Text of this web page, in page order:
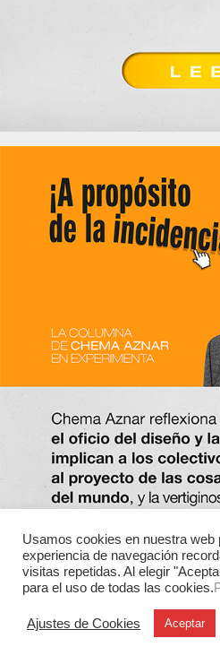
Usamos cookies en nuestra web
experiencia de navegación
visitas repetidas. Al elegir
para el uso de todas las cookies.
Ajustes de Cookies Aceptar